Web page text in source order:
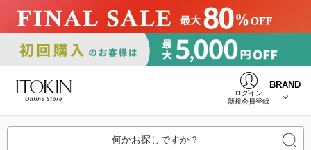
ログイン
新規会員登録
BRAND
何かお探しですか？